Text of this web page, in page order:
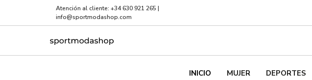
Atención al cliente: +34 630 921 265 |
info@sportmodashop.com
INICIO MUJER DEPORTES